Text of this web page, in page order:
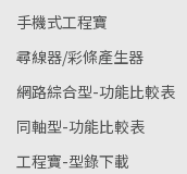
手機式工程寶
尋線器/彩條產生器
網路綜合型-功能比較表
同軸型-功能比較表
工程寶-型錄下載